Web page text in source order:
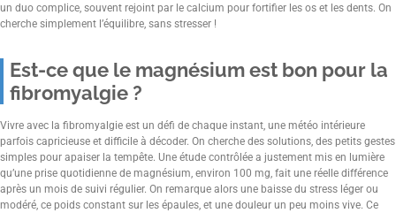
un duo complice, souvent rejoint par le calcium pour fortifier les os et les dents. On
cherche simplement l’équilibre, sans stresser !
Est-ce que le magnésium est bon pour la
fibromyalgie ?
Vivre avec la fibromyalgie est un défi de chaque instant, une météo intérieure
parfois capricieuse et difficile à décoder. On cherche des solutions, des petits gestes
simples pour apaiser la tempête. Une étude contrôlée a justement mis en lumière
qu’une prise quotidienne de magnésium, environ 100 mg, fait une réelle différence
après un mois de suivi régulier. On remarque alors une baisse du stress léger ou
modéré, ce poids constant sur les épaules, et une douleur un peu moins vive. Ce